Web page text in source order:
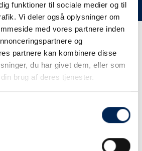
funktioner til sociale medier og til
Vi deler også oplysninger om
med vores partnere inden
og
partnere kan kombinere disse
du har givet dem, eller som
brug af deres tjenester.
på
sms
eller ringe til os.